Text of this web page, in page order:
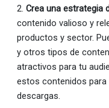
2.Crea una estrategia
contenido valioso y
productos y sector.
y otros tipos de
atractivos para tu
estos contenidos para
descargas.